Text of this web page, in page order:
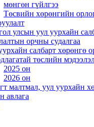
мөнгөн гүйлгээ
Төсвийн хөрөнгийн
улсын уул уурхайн
орчны судалгаа
салбарт хөрөнгө
төслийн
2025 он
2026 он
малтмал, уул уурхайн
авлага